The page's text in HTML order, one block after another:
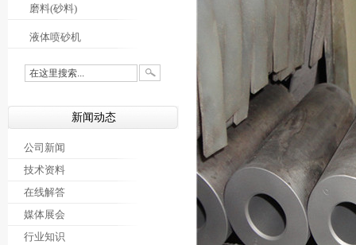
磨料(砂料)
液体喷砂机
新闻动态
公司新闻
技术资料
在线解答
媒体展会
行业知识